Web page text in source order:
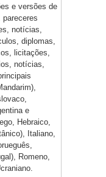
e versões de
notícias,
diplomas,
licitações,
notícias,
e
Hebraico,
Italiano,
Romeno,